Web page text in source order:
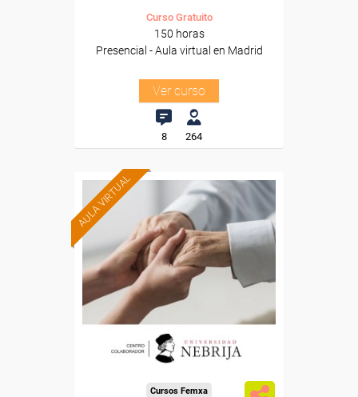
Curso Gratuito
150 horas
Presencial - Aula virtual en Madrid
Ver curso
8 264
AULA VIRTUAL Formación 100%
subvencionada.
Para trabajadores y
autónomos.
Para todos los sectores.
Cursos Femxa